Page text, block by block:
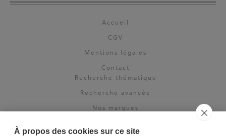
À propos des cookies sur ce site
Accueil
CGV
Mentions légales
Contact
Recherche thématique
Recherche avancée
Nos marques
Espace pro